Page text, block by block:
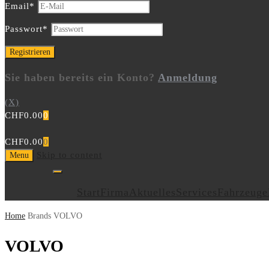
Email*
Passwort*
Sie haben bereits ein Konto? Anmeldung
(X)
CHF0.000
CHF0.000
Menu
Home Brands VOLVO
VOLVO